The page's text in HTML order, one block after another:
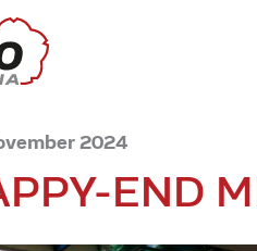
2024
END